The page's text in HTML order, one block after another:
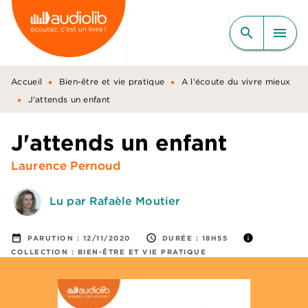
MENU RECHERCHE
CONTENU
PIED DE PAGE
search menu
Accueil • Bien-être et vie pratique • A l'écoute du vivre mieux
• J'attends un enfant
J'attends un enfant
Laurence Pernoud
Lu par Rafaèle Moutier
date_range PARUTION : 12/11/2020 access_time DURÉE : 18H55 info
COLLECTION : BIEN-ÊTRE ET VIE PRATIQUE